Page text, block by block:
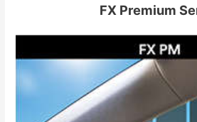
FX Premium